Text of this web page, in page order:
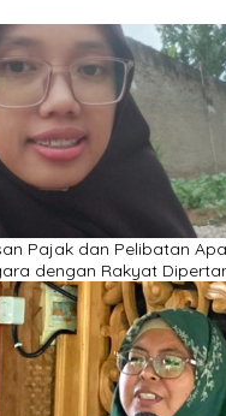
Pajak dan Pelibatan
dengan Rakyat